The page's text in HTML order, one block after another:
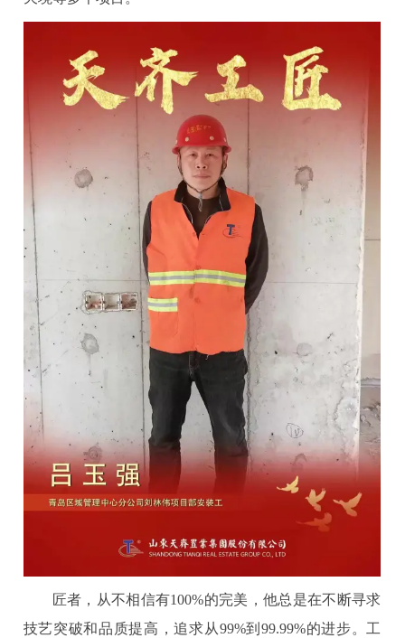
匠者，从不相信有100%的完美，他总是在不断寻求
技艺突破和品质提高，追求从99%到99.99%的进步。工